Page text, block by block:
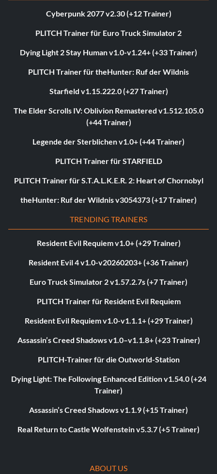
Cyberpunk 2077 v2.30 (+12 Trainer)
PLITCH Trainer für Euro Truck Simulator 2
Dying Light 2 Stay Human v1.0-v1.24+ (+33 Trainer)
PLITCH Trainer für theHunter: Ruf der Wildnis
Starfield v1.15.222.0 (+27 Trainer)
The Elder Scrolls IV: Oblivion Remastered v1.512.105.0
(+44 Trainer)
Legende der Sterblichen v1.0+ (+44 Trainer)
PLITCH Trainer für STARFIELD
PLITCH Trainer für S.T.A.L.K.E.R. 2: Heart of Chornobyl
theHunter: Ruf der Wildnis v3054373 (+17 Trainer)
TRENDING TRAINERS
Resident Evil Requiem v1.0+ (+29 Trainer)
Resident Evil 4 v1.0-v20260203+ (+36 Trainer)
Euro Truck Simulator 2 v1.57.2.7s (+7 Trainer)
PLITCH Trainer für Resident Evil Requiem
Resident Evil Requiem v1.0-v1.1.1+ (+29 Trainer)
Assassin’s Creed Shadows v1.0–v1.1.8+ (+23 Trainer)
PLITCH-Trainer für die Outworld-Station
Dying Light: The Following Enhanced Edition v1.54.0 (+24
Trainer)
Assassin’s Creed Shadows v1.1.9 (+15 Trainer)
Real Return to Castle Wolfenstein v5.3.7 (+5 Trainer)
ABOUT US